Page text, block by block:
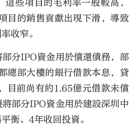
些項目的毛利率一般較高，
目的銷售貢獻出現下滑，導致
收窄。
分IPO資金用於償還債務，部
總部大樓的銀行借款本息，貸
目前尚有約1.65億元借款未償
部分IPO資金用於建設深圳中
衡、4年收回投資。